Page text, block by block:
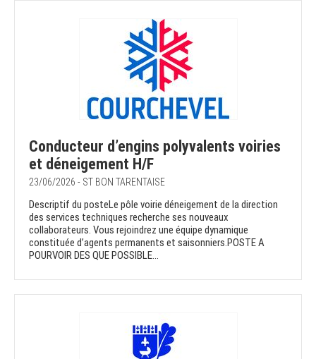
Conducteur d’engins polyvalents voiries
et déneigement H/F
23/06/2026 - ST BON TARENTAISE
Descriptif du posteLe pôle voirie déneigement de la direction
des services techniques recherche ses nouveaux
collaborateurs. Vous rejoindrez une équipe dynamique
constituée d’agents permanents et saisonniers.POSTE A
POURVOIR DES QUE POSSIBLE...